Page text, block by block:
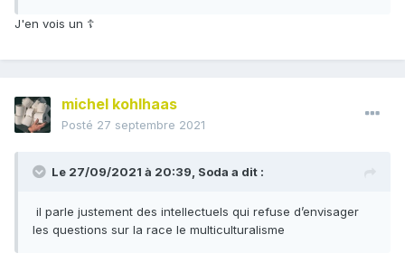
J'en vois un ☦
michel kohlhaas
Posté 27 septembre 2021
Le 27/09/2021 à 20:39, Soda a dit :
il parle justement des intellectuels qui refuse d’envisager
les questions sur la race le multiculturalisme